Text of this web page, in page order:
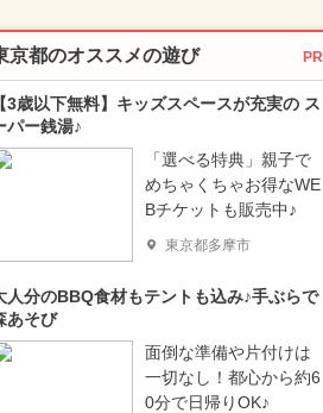
京都のオススメの遊び PR
【3歳以下無料】キッズスペースが充実の ス
パー銭湯♪
「選べる特典」親子で
めちゃくちゃお得なWE
Bチケットも販売中♪
東京都多摩市
人分のBBQ食材もテントも込み♪手ぶらで
あそび
面倒な準備や片付けは
一切なし！都心から約6
0分で日帰りOK♪